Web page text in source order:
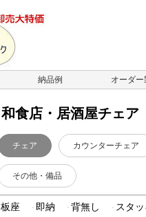
納品例 オーダー
和食店・居酒屋チェア
チェア カウンターチェア
その他・備品
板座 即納 背無し スタ